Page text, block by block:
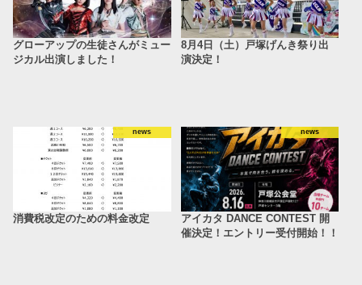
グローアップの生徒さんがミュー
ジカル出演しました！
8月4日（土）戸塚げんき祭り出
演決定！
news
消費税改定のための料金改定
news
アイカタ DANCE CONTEST 開
催決定！エントリー受付開始！！